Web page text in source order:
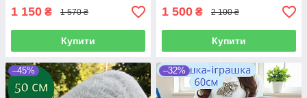
1 150 ₴ 1 570 ₴
Купити
1 500 ₴ 2 100 ₴
Купити
–45% –32%